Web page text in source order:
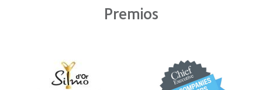
Premios
about
Learn
more
about